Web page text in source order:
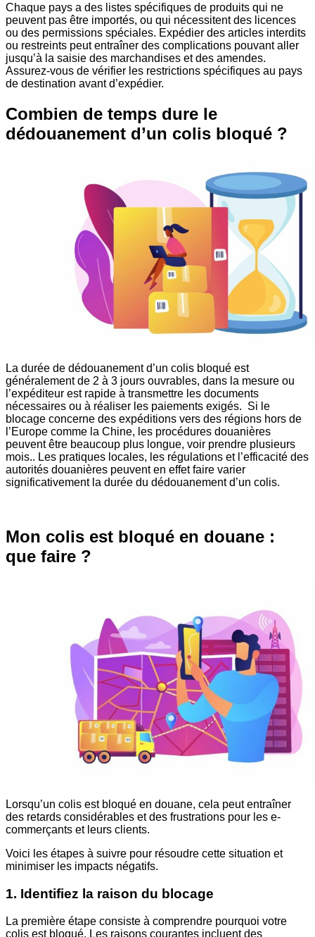
Chaque pays a des listes spécifiques de produits qui ne
peuvent pas être importés, ou qui nécessitent des licences
ou des permissions spéciales. Expédier des articles interdits
ou restreints peut entraîner des complications pouvant aller
jusqu’à la saisie des marchandises et des amendes.
Assurez-vous de vérifier les restrictions spécifiques au pays
de destination avant d’expédier.
Combien de temps dure le
dédouanement d’un colis bloqué ?
La durée de dédouanement d’un colis bloqué est
généralement de 2 à 3 jours ouvrables, dans la mesure ou
l’expéditeur est rapide à transmettre les documents
nécessaires ou à réaliser les paiements exigés. Si le
blocage concerne des expéditions vers des régions hors de
l’Europe comme la Chine, les procédures douanières
peuvent être beaucoup plus longue, voir prendre plusieurs
mois.. Les pratiques locales, les régulations et l’efficacité des
autorités douanières peuvent en effet faire varier
significativement la durée du dédouanement d’un colis.
Mon colis est bloqué en douane :
que faire ?
Lorsqu’un colis est bloqué en douane, cela peut entraîner
des retards considérables et des frustrations pour les e-
commerçants et leurs clients.
Voici les étapes à suivre pour résoudre cette situation et
minimiser les impacts négatifs.
1. Identifiez la raison du blocage
La première étape consiste à comprendre pourquoi votre
colis est bloqué. Les raisons courantes incluent des